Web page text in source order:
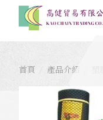
首頁 產品介紹